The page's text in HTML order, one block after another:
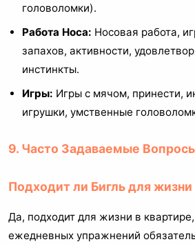
головоломки).
Работа Носа: Носовая работа,
запахов, активности,
инстинкты.
Игры: Игры с мячом, принести,
игрушки, умственные
9. Часто Задаваемые
Подходит ли Бигль для жизни
Да, подходит для жизни в
ежедневных упражнений